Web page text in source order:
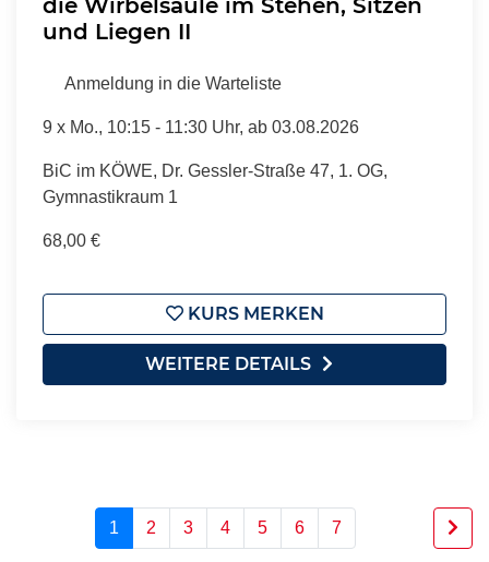
und Liegen II
Anmeldung in die Warteliste
9 x Mo., 10:15 - 11:30 Uhr, ab 03.08.2026
BiC im KÖWE, Dr. Gessler-Straße 47, 1. OG,
Gymnastikraum 1
68,00 €
KURS MERKEN
WEITERE DETAILS
1 2 3 4 5 6 7